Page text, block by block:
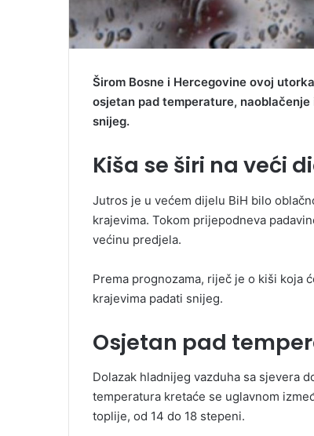
Širom Bosne i Hercegovine ovoj
osjetan pad temperature,
snijeg.
Kiša se širi na veći
Jutros je u većem dijelu BiH bilo
krajevima. Tokom prijepodneva
većinu predjela.
Prema prognozama, riječ je o kiši koja
krajevima padati snijeg.
Osjetan pad
Dolazak hladnijeg vazduha sa sjevera
temperatura kretaće se uglavnom
toplije, od 14 do 18 stepeni.